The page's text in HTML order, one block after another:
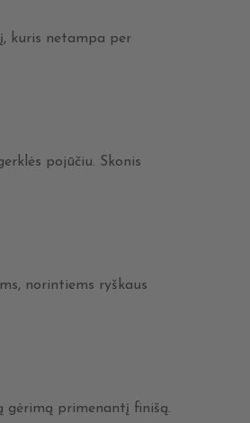
kuris netampa per
pojūčiu. Skonis
norintiems ryškaus
gėrimą primenantį finišą.